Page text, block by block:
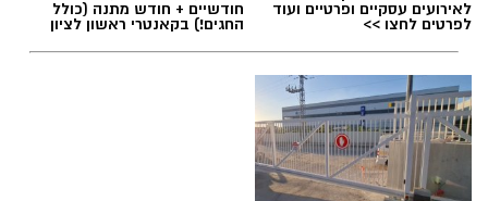
לאירועים עסקיים ופרטיים ועוד
לפרטים לחצו >>
חודשיים + חודש מתנה (כולל
החגים!) בקאנטרי ראשון לציון